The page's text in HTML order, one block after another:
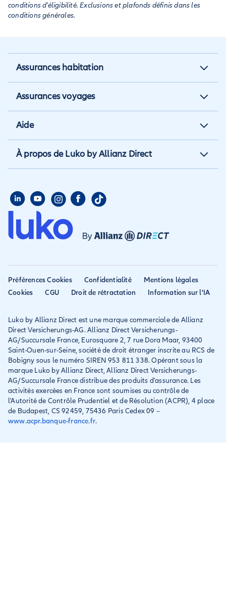
conditions d'éligibilité. Exclusions et plafonds définis dans les
conditions générales.
Assurances habitation
Assurance habitation
Assurance locataire
Assurance propriétaire non
occupant
Assurance colocataire
Assurances voyages
Assurance vacances
Assurance annulation
Assurance annuelle
Assurance étudiant
Assurance PVT
Assurance rapatriement
Aide
Aide et contact
Aide habitation
Mon compte
Déclarer un sinistre
habitation
Résilier ancien assureur
À propos de Luko by Allianz Direct
Presse
Avis
Allianz travel devient
Eurofil rejoint Allianz
Conditions générales et
IPID
Préférences Cookies Confidentialité
Mentions légales
Cookies
CGU Droit de rétractation Information sur l'IA
Luko by Allianz Direct est une marque commerciale de Allianz
Direct Versicherungs-AG. Allianz Direct Versicherungs-
AG/Succursale France, Eurosquare 2, 7 rue Dora Maar, 93400
Saint-Ouen-sur-Seine, société de droit étranger inscrite au RCS de
Bobigny sous le numéro SIREN 953 811 338. Opérant sous la
marque Luko by Allianz Direct, Allianz Direct Versicherungs-
AG/Succursale France distribue des produits d'assurance. Les
activités exercées en France sont soumises au contrôle de
l'Autorité de Contrôle Prudentiel et de Résolution (ACPR), 4 place
de Budapest, CS 92459, 75436 Paris Cedex 09 –
www.acpr.banque-france.fr.